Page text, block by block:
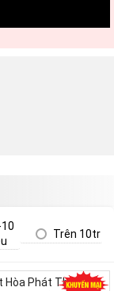
Trên 10tr